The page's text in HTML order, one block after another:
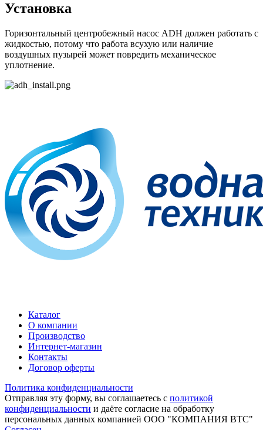
Установка
Горизонтальный центробежный насос ADH должен работать с
жидкостью, потому что работа всухую или наличие
воздушных пузырей может повредить механическое
уплотнение.
Каталог
О компании
Производство
Интернет-магазин
Контакты
Договор оферты
Политика конфиденциальности
Отправляя эту форму, вы соглашаетесь с политикой
конфиденциальности и даёте согласие на обработку
персональных данных компанией ООО "КОМПАНИЯ ВТС"